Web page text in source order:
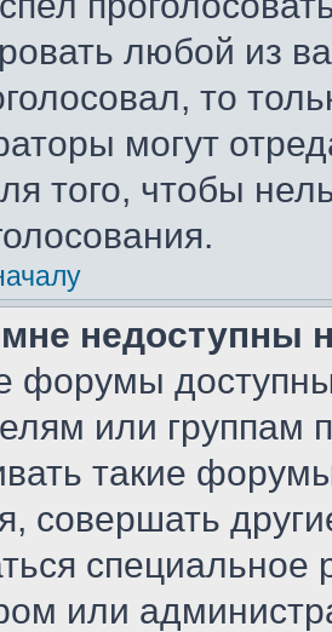
любой из
то
могут
того, чтобы
недоступны
форумы
или группам
такие
совершать
или